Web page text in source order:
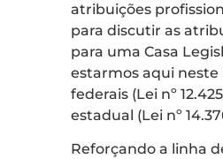
atribuições
para discutir as
para uma Casa
estarmos aqui
federais (Lei nº
estadual (Lei nº
Reforçando a linha